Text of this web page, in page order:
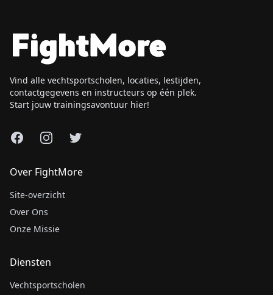
Vind alle vechtsportscholen, locaties, lestijden,
contactgegevens en instructeurs op één plek.
Start jouw trainingsavontuur hier!
FacebookInstagram
X
Over FightMore
Site-overzicht
Over Ons
Onze Missie
Diensten
Vechtsportscholen